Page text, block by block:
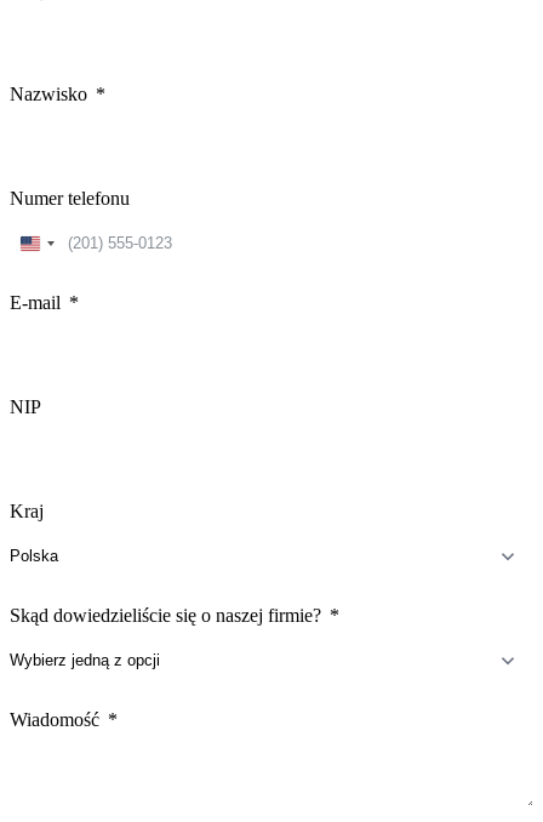
Nazwisko
Numer telefonu
United
E-mail
NIP
Kraj
Skąd dowiedzieliście się o naszej firmie?
Wiadomość